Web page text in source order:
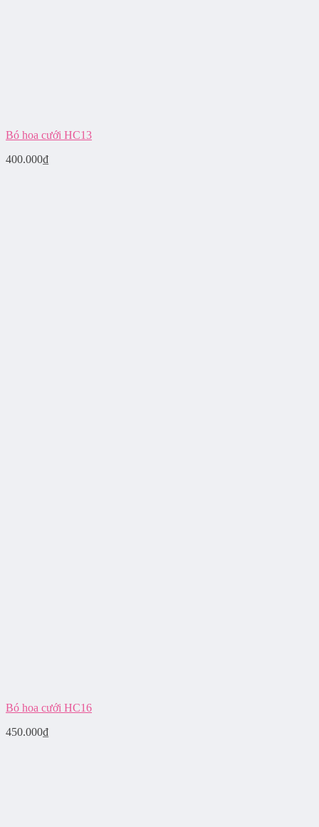
Bó hoa cưới HC13
400.000₫
Bó hoa cưới HC16
450.000₫